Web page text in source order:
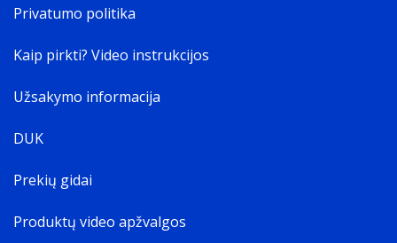
Privatumo politika
Kaip pirkti? Video instrukcijos
Užsakymo informacija
DUK
Prekių gidai
Produktų video apžvalgos